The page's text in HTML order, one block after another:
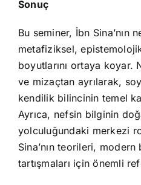
Sonuç
Bu seminer, İbn Sina’nın
metafiziksel,
boyutlarını ortaya koyar.
ve mizaçtan ayrılarak,
kendilik bilincinin temel
Ayrıca, nefsin bilginin
yolculuğundaki merkezi
Sina’nın teorileri,
tartışmaları için önemli